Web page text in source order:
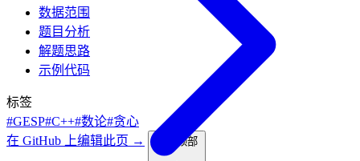
数据范围
题目分析
解题思路
示例代码
标签
#GESP#C++#数论#贪心
在 GitHub 上编辑此页 →
返回顶部